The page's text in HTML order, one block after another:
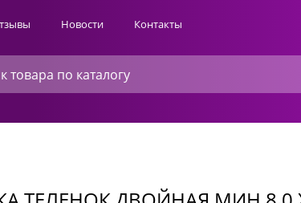
Новости Контакты